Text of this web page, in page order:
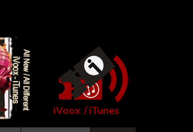
iVoox /iTunes